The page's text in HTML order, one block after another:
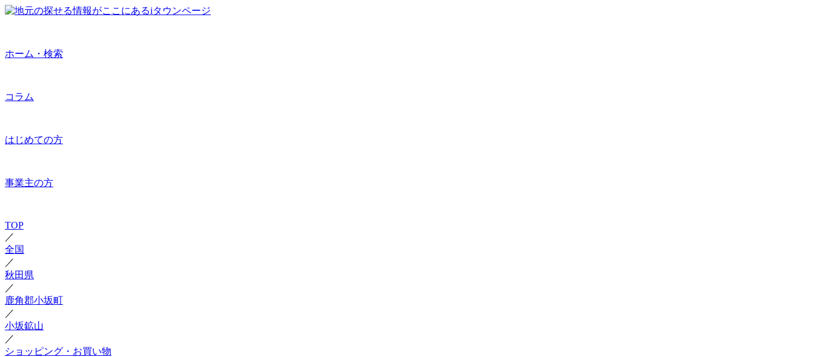
ホーム・検索
コラム
はじめての方
事業主の方
TOP
／
全国
／
秋田県
／
鹿角郡小坂町
／
小坂鉱山
／
ショッピング・お買い物